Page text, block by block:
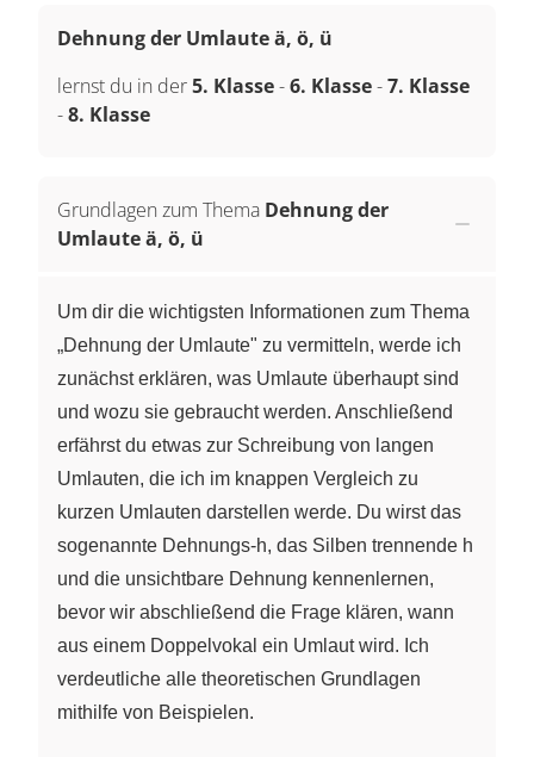
Dehnung der Umlaute ä, ö, ü
lernst du in der5. Klasse-6. Klasse-7. Klasse
-8. Klasse
Grundlagen zum Thema Dehnung der
Umlaute ä, ö, ü
Um dir die wichtigsten Informationen zum Thema
„Dehnung der Umlaute" zu vermitteln, werde ich
zunächst erklären, was Umlaute überhaupt sind
und wozu sie gebraucht werden. Anschließend
erfährst du etwas zur Schreibung von langen
Umlauten, die ich im knappen Vergleich zu
kurzen Umlauten darstellen werde. Du wirst das
sogenannte Dehnungs-h, das Silben trennende h
und die unsichtbare Dehnung kennenlernen,
bevor wir abschließend die Frage klären, wann
aus einem Doppelvokal ein Umlaut wird. Ich
verdeutliche alle theoretischen Grundlagen
mithilfe von Beispielen.